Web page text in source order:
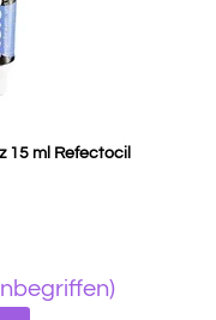
15 ml Refectocil